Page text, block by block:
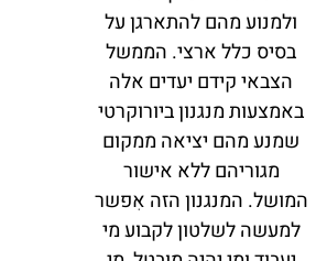
ולמנוע מהם להתארגן על
בסיס כלל ארצי. הממשל
הצבאי קידם יעדים אלה
באמצעות מנגנון ביורוקרטי
שמנע מהם יציאה ממקום
מגוריהם ללא אישור
המושל. המנגנון הזה אִפשר
למעשה לשלטון לקבוע מי